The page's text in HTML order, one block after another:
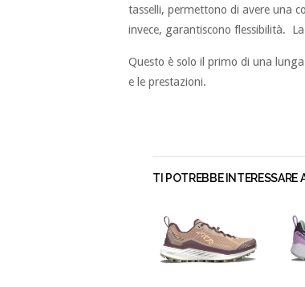
tasselli, permettono di avere una
invece, garantiscono flessibilità.
Questo è solo il primo di una
e le prestazioni.
TI POTREBBE INTERESSARE